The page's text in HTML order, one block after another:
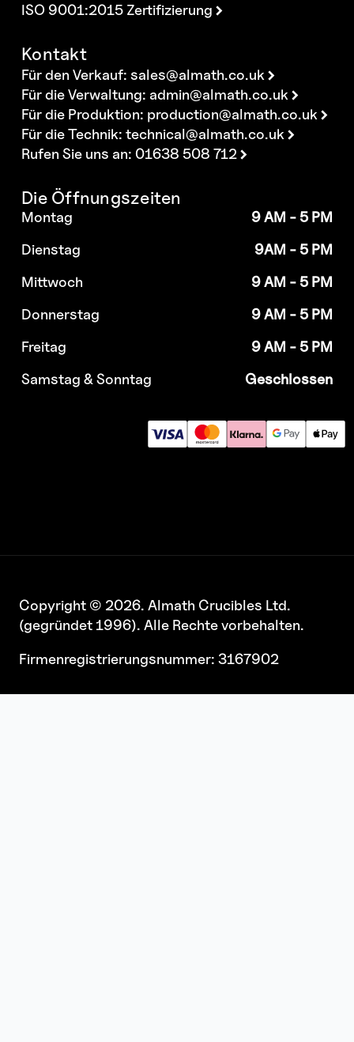
ISO 9001:2015 Zertifizierung
Kontakt
Für den Verkauf:sales@almath.co.uk
Für die Verwaltung: admin@almath.co.uk
Für die Produktion: production@almath.co.uk
Für die Technik:technical@almath.co.uk
Rufen Sie uns an: 01638 508 712
Die Öffnungszeiten
Montag
9 AM - 5 PM
Dienstag
9AM - 5 PM
Mittwoch
9 AM - 5 PM
Donnerstag
9 AM - 5 PM
Freitag
9 AM - 5 PM
Samstag & Sonntag
Geschlossen
Copyright © 2026. Almath Crucibles Ltd.
(gegründet 1996). Alle Rechte vorbehalten.
Firmenregistrierungsnummer: 3167902